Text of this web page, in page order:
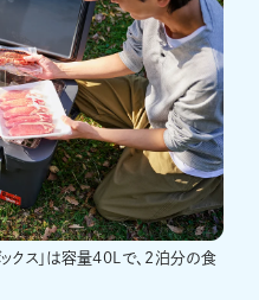
クス」は容量40Lで、2泊分の食